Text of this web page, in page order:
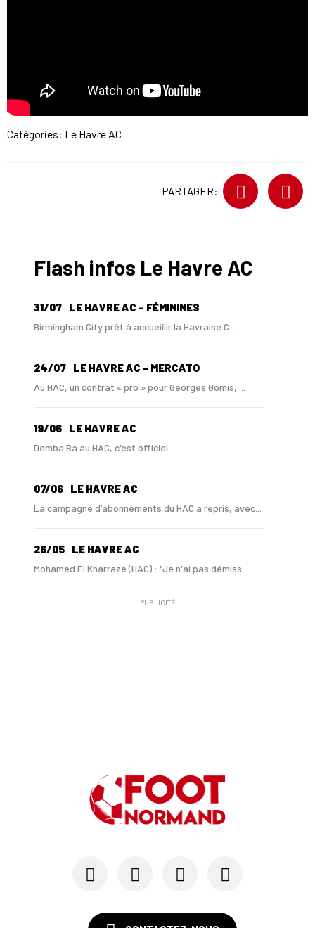
Catégories: Le Havre AC
PARTAGER:
Flash infos Le Havre AC
31/07 LE HAVRE AC - FÉMININES
Birmingham City prêt à accueillir la Havraise C...
24/07 LE HAVRE AC - MERCATO
Au HAC, un contrat « pro » pour Georges Gomis, ...
19/06 LE HAVRE AC
Demba Ba au HAC, c'est officiel
07/06 LE HAVRE AC
La campagne d’abonnements du HAC a repris, avec...
26/05 LE HAVRE AC
Mohamed El Kharraze (HAC) : "Je n'ai pas démiss...
LE HAVRE AC
Emmy Lefèvre et Thomas Rousseau, les « Bézots »...
Après Marseille, les trois scénarios qui mainti...
PUBLICITÉ